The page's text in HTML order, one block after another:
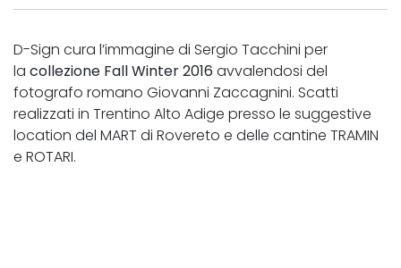
D-Sign cura l’immagine di Sergio Tacchini per
la collezione Fall Winter 2016 avvalendosi del
fotografo romano Giovanni Zaccagnini. Scatti
realizzati in Trentino Alto Adige presso le suggestive
location del MART di Rovereto e delle cantine TRAMIN
e ROTARI.